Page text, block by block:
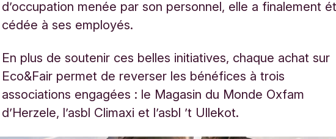
d’occupation menée par son personnel, elle a finalement
cédée à ses employés.
En plus de soutenir ces belles initiatives, chaque achat sur
Eco&Fair permet de reverser les bénéfices à trois
associations engagées : le Magasin du Monde Oxfam
d’Herzele, l’asbl Climaxi et l’asbl ’t UIlekot.